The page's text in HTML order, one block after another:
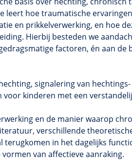
leert hoe traumatische
en prikkelverwerking, en hoe
Hierbij besteden we
factoren, én aan de
signalering van hechtings-
kinderen met een
en de manier waarop
verschillende
in het dagelijks
van affectieve aanraking.